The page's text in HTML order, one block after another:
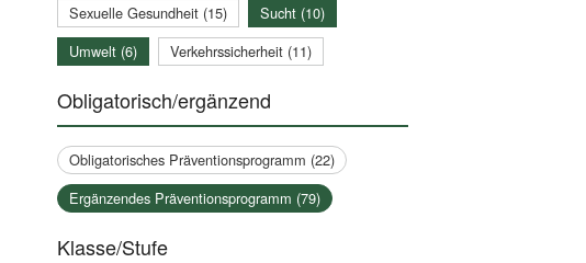
Sexuelle Gesundheit (15)
Sucht (10)
Umwelt (6)
Verkehrssicherheit (11)
Obligatorisch/ergänzend
Obligatorisches Präventionsprogramm (22)
Ergänzendes Präventionsprogramm (79)
Klasse/Stufe